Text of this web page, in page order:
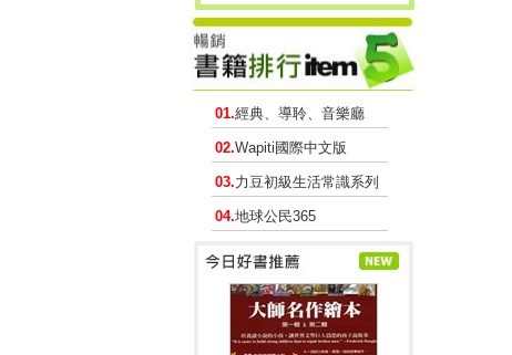
01.經典、導聆、音樂廳
02.Wapiti國際中文版
03.力豆初級生活常識系列
04.地球公民365